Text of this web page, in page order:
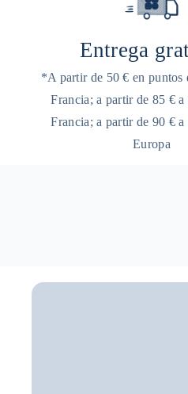
Entrega
*A partir de 50 € en puntos
Francia; a partir de 85 €
Francia; a partir de 90 €
Europa